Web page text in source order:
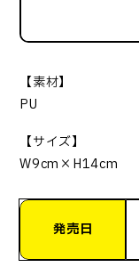
【素材】
PU
【サイズ】
W9cm×H14cm
発売日